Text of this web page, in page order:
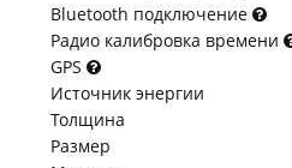
Bluetooth подключение
Радио калибровка времени
GPS
Источник энергии
Толщина
Размер